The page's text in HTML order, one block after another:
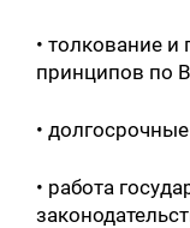
• толкование
принципов по
•
• работа